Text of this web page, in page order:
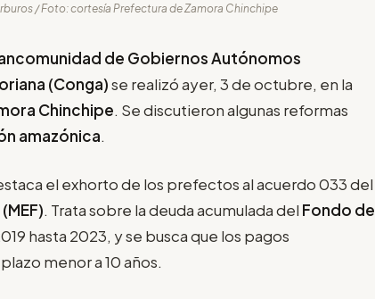
/ Foto: cortesía Prefectura de Zamora Chinchipe
de Gobiernos Autónomos
(Conga)se realizó ayer, 3 de octubre, en la
Chinchipe. Se discutieron algunas reformas
amazónica.
el exhorto de los prefectos al acuerdo 033 del
. Trata sobre la deuda acumulada del Fondo de
hasta 2023, y se busca que los pagos
menor a 10 años.